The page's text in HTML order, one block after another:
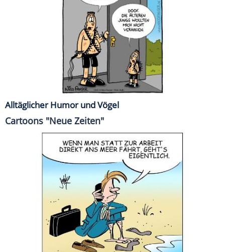
Alltäglicher Humor und Vögel
Cartoons "Neue Zeiten"